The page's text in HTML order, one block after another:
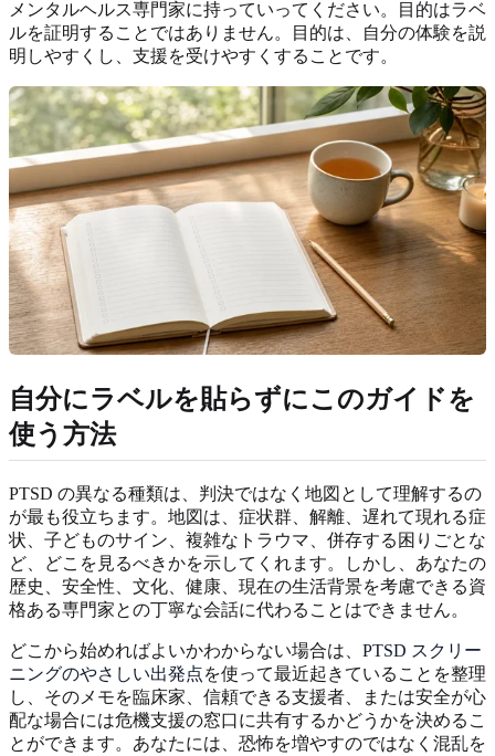
メンタルヘルス専門家に持っていってください。目的はラベ
ルを証明することではありません。目的は、自分の体験を説
明しやすくし、支援を受けやすくすることです。
自分にラベルを貼らずにこのガイドを
使う方法
PTSD の異なる種類は、判決ではなく地図として理解するの
が最も役立ちます。地図は、症状群、解離、遅れて現れる症
状、子どものサイン、複雑なトラウマ、併存する困りごとな
ど、どこを見るべきかを示してくれます。しかし、あなたの
歴史、安全性、文化、健康、現在の生活背景を考慮できる資
格ある専門家との丁寧な会話に代わることはできません。
どこから始めればよいかわからない場合は、 PTSD スクリー
ニングのやさしい出発点を使って最近起きていることを整理
し、そのメモを臨床家、信頼できる支援者、または安全が心
配な場合には危機支援の窓口に共有するかどうかを決めるこ
とができます。あなたには、恐怖を増やすのではなく混乱を